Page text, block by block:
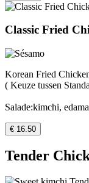
Classic Fried
Korean Fried
( Keuze tussen
Salade:kimchi,
€ 16.50
Tender